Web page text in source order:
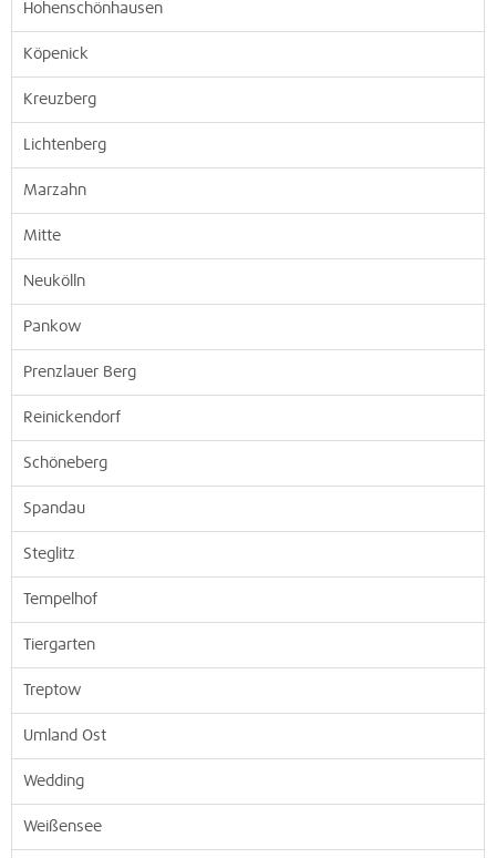
Hohenschönhausen
Köpenick
Kreuzberg
Lichtenberg
Marzahn
Mitte
Neukölln
Pankow
Prenzlauer Berg
Reinickendorf
Schöneberg
Spandau
Steglitz
Tempelhof
Tiergarten
Treptow
Umland Ost
Wedding
Weißensee